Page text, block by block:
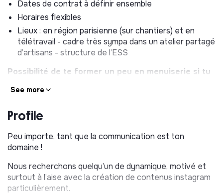
Dates de contrat à définir ensemble
Horaires flexibles
Lieux : en région parisienne (sur chantiers) et en
télétravail - cadre très sympa dans un atelier partagé
d’artisans - structure de l’ESS
Possibilité de te former un peu en menuiserie si tu
que tu veux contribuer à l’essor d’une entreprise
passionnée, contacte-nous ! (Pas besoin d’une lettre de
motivation classique, écris nous juste un mail ou appelle
nous !)
See more
Profile
Peu importe, tant que la communication est ton
domaine !
Nous recherchons quelqu’un de dynamique, motivé et
surtout à l’aise avec la création de contenus instagram
particulièrement.